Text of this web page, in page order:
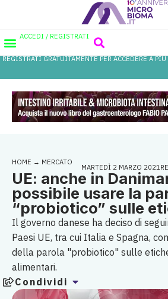
ACCEDI / REGISTRATI
REGISTRATI GRATUITAMENTE PER ACCEDERE A
HOME → MERCATO
MARTEDÌ 2 MARZO 2021
UE: anche in
possibile usare la
“probiotico” sulle
Il governo danese ha deciso di
Paesi UE, tra cui Italia e Spagna,
della parola "probiotico" sulle
alimentari.
Condividi